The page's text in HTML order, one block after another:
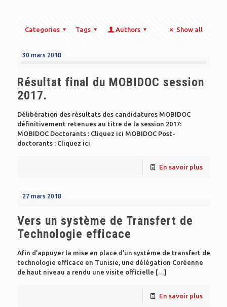
Categories Tags Authors Show all
30 mars 2018
Résultat final du MOBIDOC session
2017.
Délibération des résultats des candidatures MOBIDOC
définitivement retenues au titre de la session 2017:
MOBIDOC Doctorants : Cliquez ici MOBIDOC Post-
doctorants : Cliquez ici
En savoir plus
27 mars 2018
Vers un système de Transfert de
Technologie efficace
Afin d’appuyer la mise en place d’un système de transfert de
technologie efficace en Tunisie, une délégation Coréenne
de haut niveau a rendu une visite officielle […]
En savoir plus